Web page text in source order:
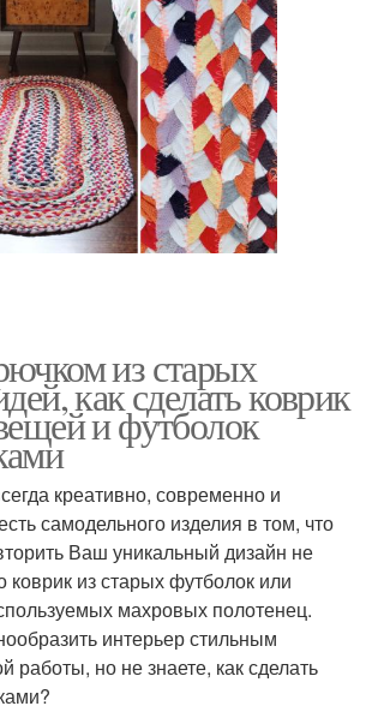
из старых
как сделать коврик
и футболок
креативно, современно и
самодельного изделия в том, что
Ваш уникальный дизайн не
коврик из старых футболок или
махровых полотенец.
интерьер стильным
работы, но не знаете, как сделать